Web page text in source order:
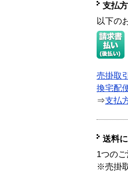
支払
以下の
売掛取
換宅配
⇒支払
送料
1つの
※売掛